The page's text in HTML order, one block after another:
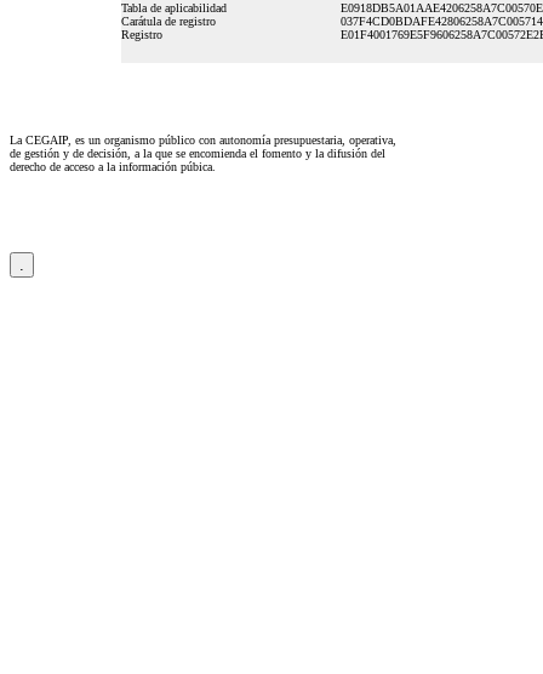
Tabla de aplicabilidad
Carátula de registro
Registro
La CEGAIP, es un organismo público con autonomía presupuestaria, operativa,
de gestión y de decisión, a la que se encomienda el fomento y la difusión del
derecho de acceso a la información púbica.